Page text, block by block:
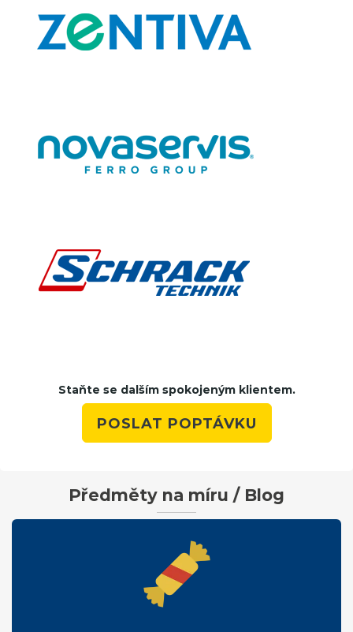
Staňte se dalším spokojeným klientem.
POSLAT POPTÁVKU
Předměty na míru / Blog